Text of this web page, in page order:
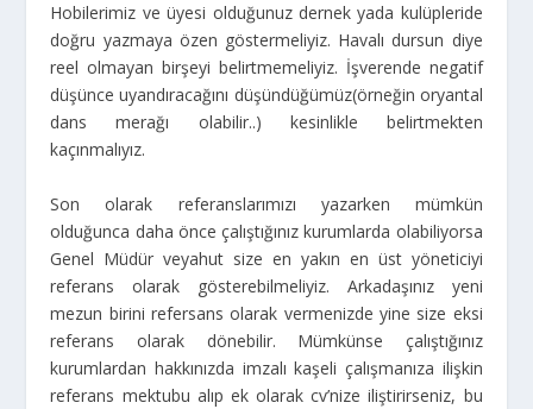
Hobilerimiz ve üyesi olduğunuz dernek yada kulüpleride
doğru yazmaya özen göstermeliyiz. Havalı dursun diye
reel olmayan birşeyi belirtmemeliyiz. İşverende negatif
düşünce uyandıracağını düşündüğümüz(örneğin oryantal
dans merağı olabilir..) kesinlikle belirtmekten
kaçınmalıyız.
Son olarak referanslarımızı yazarken mümkün
olduğunca daha önce çalıştığınız kurumlarda olabiliyorsa
Genel Müdür veyahut size en yakın en üst yöneticiyi
referans olarak gösterebilmeliyiz. Arkadaşınız yeni
mezun birini refersans olarak vermenizde yine size eksi
referans olarak dönebilir. Mümkünse çalıştığınız
kurumlardan hakkınızda imzalı kaşeli çalışmanıza ilişkin
referans mektubu alıp ek olarak cv’nize iliştirirseniz, bu